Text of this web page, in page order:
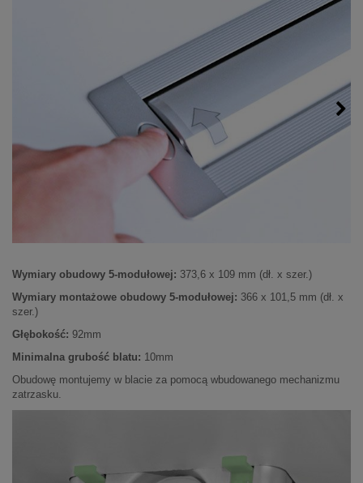
Wymiary obudowy 5-modułowej: 373,6 x 109 mm (dł. x szer.)
Wymiary montażowe obudowy 5-modułowej: 366 x 101,5 mm (dł. x
szer.)
Głębokość: 92mm
Minimalna grubość blatu: 10mm
Obudowę montujemy w blacie za pomocą wbudowanego mechanizmu
zatrzasku.